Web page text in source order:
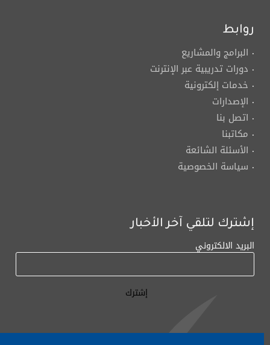
روابط
البرامج والمشاريع
دورات تدريبية عبر الإنترنت
خدمات إلكترونية
الإصدارات
اتصل بنا
مكاتبنا
الأسئلة الشائعة
سياسة الخصوصية
إشترك لتلقي آخر الأخبار
البريد الالكتروني